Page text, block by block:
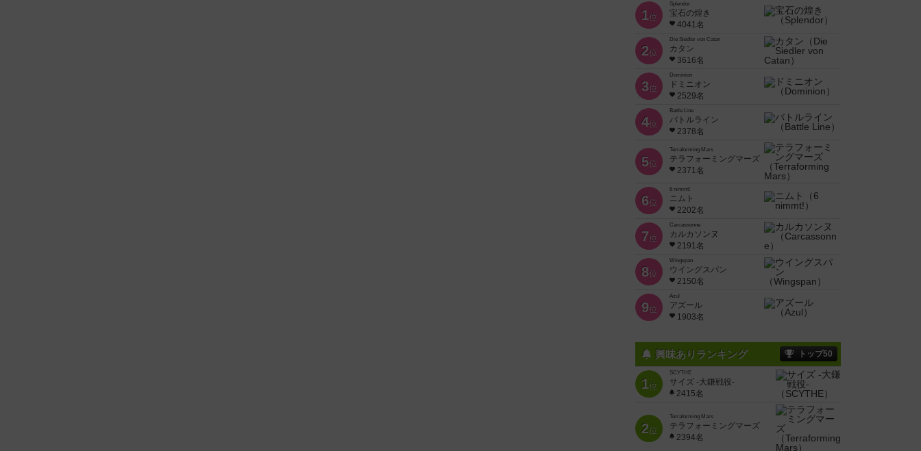
1位
Splendor
宝石の煌き
4041名
2位
Die Siedler von Catan
カタン
3616名
3位
Dominion
ドミニオン
2529名
4位
Battle Line
バトルライン
2378名
5位
Terraforming Mars
テラフォーミングマーズ
2371名
6位
6 nimmt!
ニムト
2202名
7位
Carcassonne
カルカソンヌ
2191名
8位
Wingspan
ウイングスパン
2150名
9位
Azul
アズール
1903名
興味ありランキング トップ50
1位
SCYTHE
サイズ -大鎌戦役-
2415名
2位
Terraforming Mars
テラフォーミングマーズ
2394名